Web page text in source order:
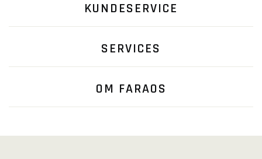
KUNDESERVICE
SERVICES
OM FARAOS